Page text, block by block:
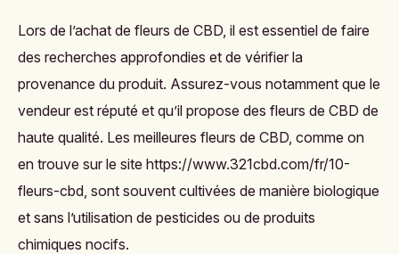
Lors de l’achat de fleurs de CBD, il est essentiel de faire
des recherches approfondies et de vérifier la
provenance du produit. Assurez-vous notamment que le
vendeur est réputé et qu’il propose des fleurs de CBD de
haute qualité. Les meilleures fleurs de CBD, comme on
en trouve sur le site https://www.321cbd.com/fr/10-
fleurs-cbd, sont souvent cultivées de manière biologique
et sans l’utilisation de pesticides ou de produits
chimiques nocifs.